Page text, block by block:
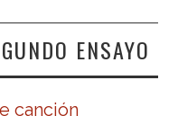
ENSAYO